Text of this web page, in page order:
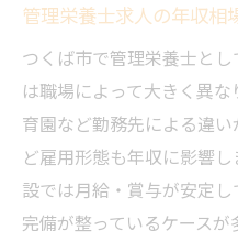
管理栄養士求人の年収相
つくば市で管理栄養士と
は職場によって大きく異
育園など勤務先による違
ど雇用形態も年収に影響
設では月給・賞与が安定
完備が整っているケースが